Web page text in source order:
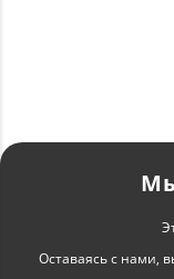
Оставаясь с нами,